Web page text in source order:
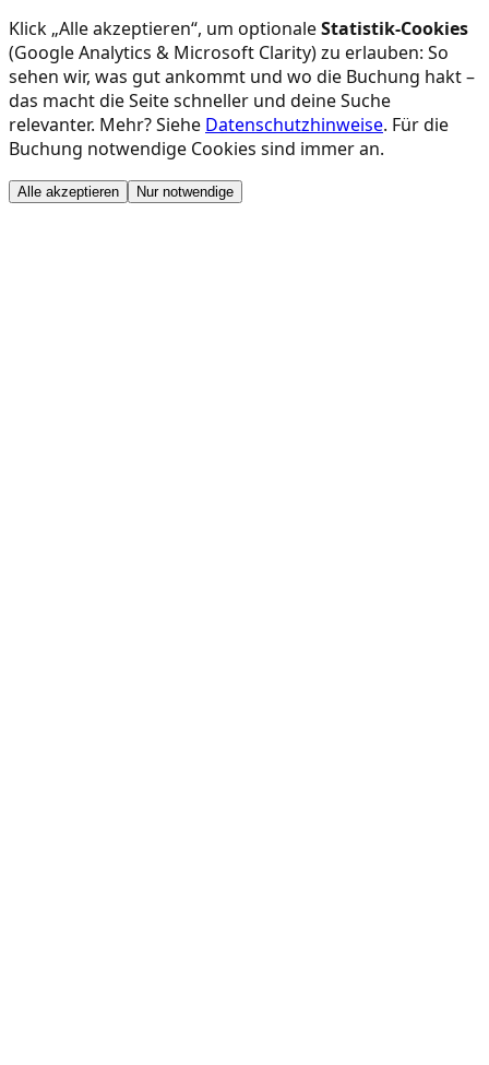
Klick „Alle akzeptieren“, um optionaleStatistik-Cookies
(Google Analytics & Microsoft Clarity) zu erlauben: So
sehen wir, was gut ankommt und wo die Buchung hakt –
das macht die Seite schneller und deine Suche
relevanter. Mehr? Siehe Datenschutzhinweise. Für die
Buchung notwendige Cookies sind immer an.
Alle akzeptieren Nur notwendige